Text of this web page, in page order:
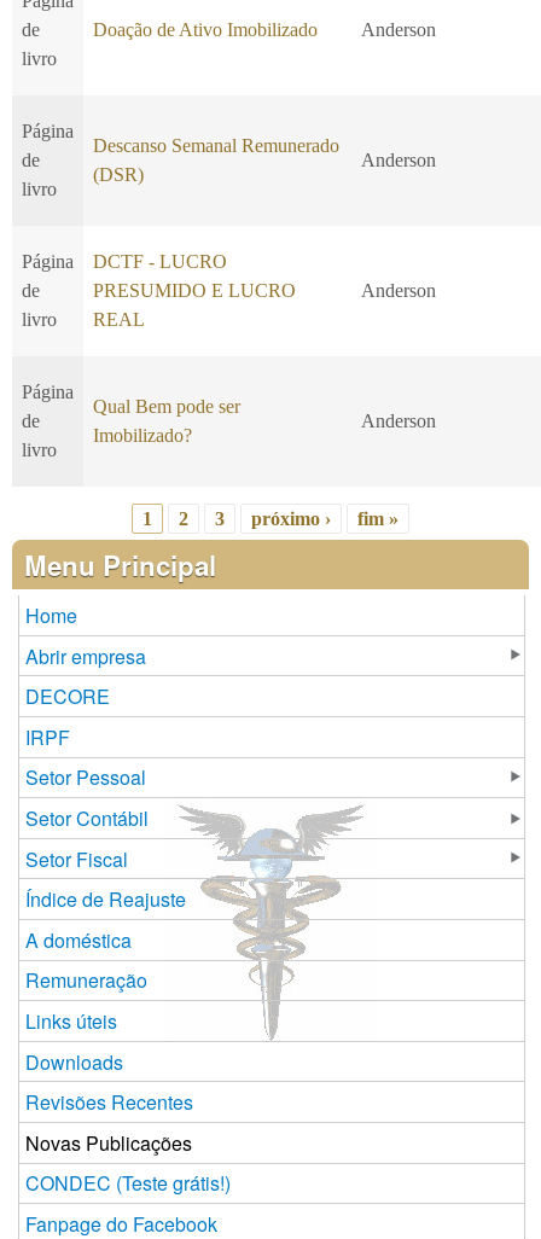
de
livro
Doação de Ativo Imobilizado Anderson
Página
de
livro
Descanso Semanal Remunerado
(DSR)
Anderson
Página
de
livro
DCTF - LUCRO
PRESUMIDO E LUCRO
REAL
Anderson
Página
de
livro
Qual Bem pode ser
Imobilizado?
Anderson
Páginas
1 2 3 próximo › fim »
Menu Principal
Home
Abrir empresa
DECORE
IRPF
Setor Pessoal
Setor Contábil
Setor Fiscal
Índice de Reajuste
A doméstica
Remuneração
Links úteis
Downloads
Revisões Recentes
Novas Publicações
CONDEC (Teste grátis!)
Fanpage do Facebook